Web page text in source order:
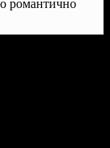
романтично